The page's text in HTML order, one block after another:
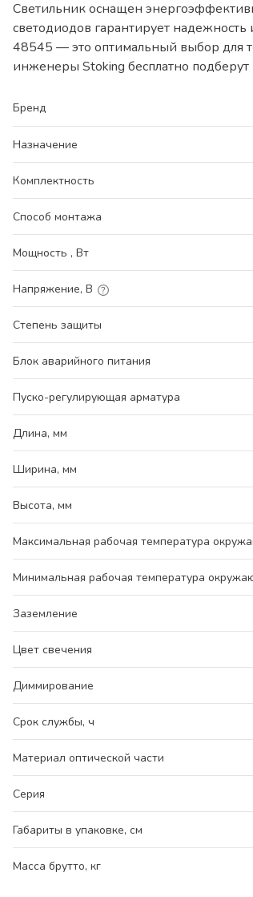
Светильник оснащен
светодиодов гарантирует
48545 — это оптимальный выбор для
инженеры Stoking бесплатно
Бренд
Назначение
Комплектность
Способ монтажа
Мощность , Вт
Напряжение, В
Степень защиты
Блок аварийного питания
Пуско-регулирующая арматура
Длина, мм
Ширина, мм
Высота, мм
Максимальная рабочая температура
Минимальная рабочая температура
Заземление
Цвет свечения
Диммирование
Срок службы, ч
Материал оптической части
Серия
Габариты в упаковке, см
Масса брутто, кг